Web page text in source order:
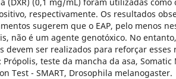
respectivamente. Os resultados
sugerem que o EAP, pelo menos
não é um agente genotóxico. No
devem ser realizados para reforçar esses
Própolis, teste da mancha da asa,
Test - SMART, Drosophila melanogaster.